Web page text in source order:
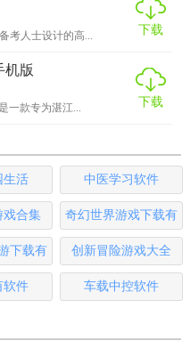
时长、完成题目数量等，
习情况和目标，智能推荐
准评估用户的学习效果，
区交流，增强学习趣味
载，随时随地学习，不受
考人士设计的高...
下载
机版
一款专为湛江...
下载
生活 中医学习软件
戏合集
奇幻世界游戏下载有
哪些
下载有
创新冒险游戏大全
软件 车载中控软件